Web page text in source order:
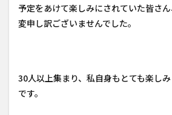
予定をあけて楽しみにされていた皆さ
変申し訳ございませんでした。
30人以上集まり、私自身もとても楽し
です。